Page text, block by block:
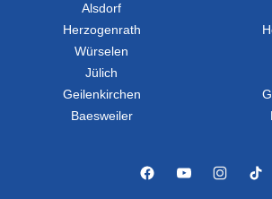
Alsdorf
Herzogenrath
Würselen
Jülich
Geilenkirchen
Baesweiler